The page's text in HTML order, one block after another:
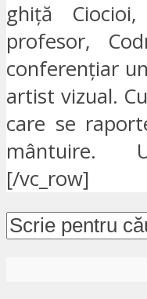
ghiță
profesor,
conferențiar
artist vizual.
care se
mântuire.
[/vc_row]